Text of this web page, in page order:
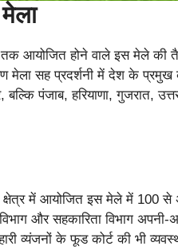
आयोजित होने वाले इस मेले की
मेला सह प्रदर्शनी में देश के प्रमुख
पंजाब, हरियाणा, गुजरात,
क्षेत्र में आयोजित इस मेले में 100 से
और सहकारिता विभाग
व्यंजनों के फूड कोर्ट की भी